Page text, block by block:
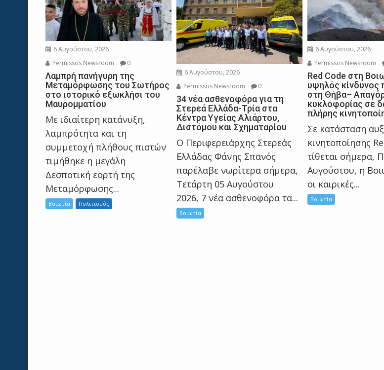
6 Αυγούστου, 2026
Permissos Newsroom
0
Λαμπρή πανήγυρη της
Μεταμόρφωσης του Σωτήρος
στο ιστορικό εξωκλήσι του
Μαυρομματίου
Με ιδιαίτερη κατάνυξη,
λαμπρότητα και τη
συμμετοχή πλήθους πιστών
τιμήθηκε η μεγάλη
Δεσποτική εορτή της
Μεταμόρφωσης...
Βοιωτία Πολιτισμός
6 Αυγούστου, 2026
Permissos Newsroom
0
34 νέα ασθενοφόρα για τη
Στερεά Ελλάδα-Τρία στα
Κέντρα Υγείας Αλιάρτου,
Διστόμου και Σχηματαρίου
Ο Περιφερειάρχης Στερεάς
Ελλάδας Φάνης Σπανός
παρέλαβε νωρίτερα σήμερα,
Τετάρτη 05 Αυγούστου
2026, 7 νέα ασθενοφόρα τα...
Βοιωτία
6 Αυγούστου, 2026
Permissos Newsroom
Red Code στη
υψηλός κίνδυνος
στη Θήβα–
κυκλοφορίας σε
πλήρης
Σε κατάσταση
κινητοποίησης
τίθεται σήμερα,
Αυγούστου, η
οι καιρικές...
Βοιωτία